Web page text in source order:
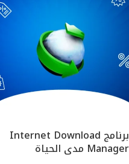
برنامج Internet Download
Manager مدى الحياة